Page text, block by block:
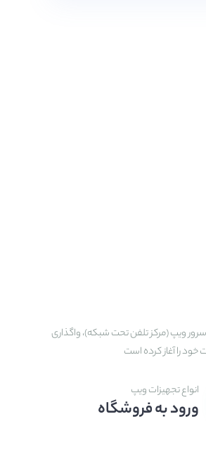
سرور ویپ (مرکز تلفن تحت شبکه)، واگذاری
را آغاز کرده است
انواع تجهیزات ویپ
ورود به فروشگاه